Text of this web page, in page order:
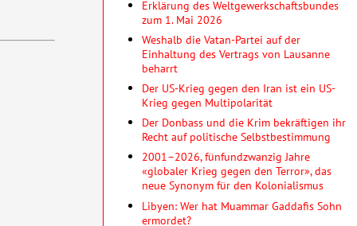
Erklärung des Weltgewerkschaftsbundes
zum 1. Mai 2026
Weshalb die Vatan-Partei auf der
Einhaltung des Vertrags von Lausanne
beharrt
Der US-Krieg gegen den Iran ist ein US-
Krieg gegen Multipolarität
Der Donbass und die Krim bekräftigen ihr
Recht auf politische Selbstbestimmung
2001–2026, fünfundzwanzig Jahre
«globaler Krieg gegen den Terror», das
neue Synonym für den Kolonialismus
Libyen: Wer hat Muammar Gaddafis Sohn
ermordet?